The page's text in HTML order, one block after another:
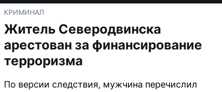
КРИМИНАЛ
Житель Северодвинска
арестован за финансирование
терроризма
По версии следствия, мужчина перечислил